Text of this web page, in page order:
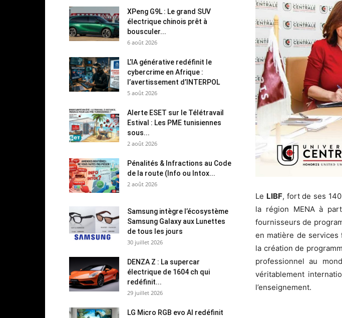
Le LIBF, fort de ses
la région MENA à
fournisseurs de
en matière de services
la création de
professionnel au
véritablement
l’enseignement.
XPeng G9L : Le grand SUV
électrique chinois prêt à
bousculer...
6 août 2026
L’IA générative redéfinit le
cybercrime en Afrique :
l’avertissement d’INTERPOL
5 août 2026
Alerte ESET sur le Télétravail
Estival : Les PME tunisiennes
sous...
2 août 2026
Pénalités & Infractions au Code
de la route (Info ou Intox...
2 août 2026
Samsung intègre l’écosystème
Samsung Galaxy aux Lunettes
de tous les jours
30 juillet 2026
DENZA Z : La supercar
électrique de 1604 ch qui
redéfinit...
29 juillet 2026
LG Micro RGB evo AI redéfinit